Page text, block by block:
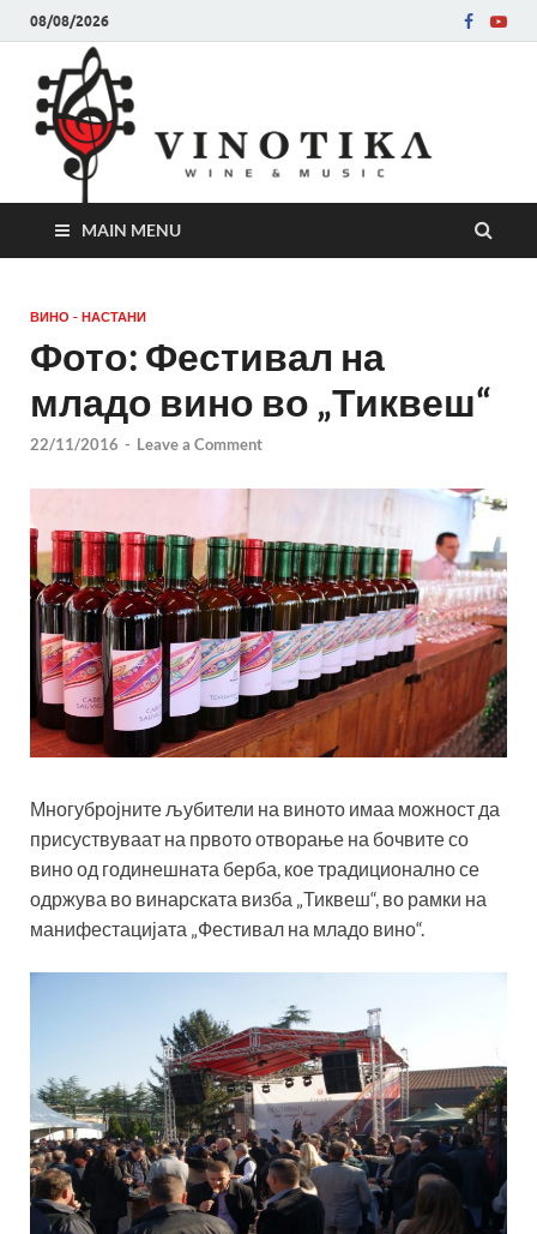
08/08/2026
MAIN MENU
ВИНО - НАСТАНИ
Фото: Фестивал на
младо вино во „Тиквеш“
22/11/2016 - Leave a Comment
Многубројните љубители на виното имаа можност да
присуствуваат на првото отворање на бочвите со
вино од годинешната берба, кое традиционално се
одржува во винарската визба „Тиквеш“, во рамки на
манифестацијата „Фестивал на младо вино“.